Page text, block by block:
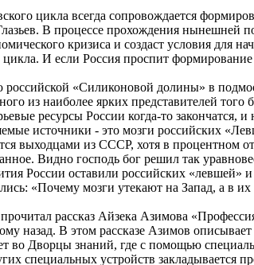
цикла всегда сопровождается
В процессе прохождения нынешней
кризиса и создаст условия для
И если Россия проспит
российской «Силиконовой долины» в
из наиболее ярких представителей
ресурсы России когда-то закончатся,
источники - это мозги российских
выходцами из СССР, хотя в процентном
Видно господь бог решил так
России оставили российских «левшей»
«Почему мозги утекают на Запад, а в
рассказ Айзека Азимова
назад. В этом рассказе Азимов
Дворцы знаний, где с помощью
специальных устройств закладывается